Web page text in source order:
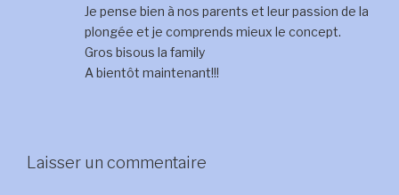
Je pense bien à nos parents et leur passion de la
plongée et je comprends mieux le concept.
Gros bisous la family
A bientôt maintenant!!!
Laisser un commentaire